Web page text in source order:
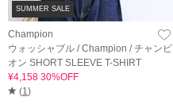
SUMMER SALE
Champion
ウォッシャブル / Champion / チャンピ
オン SHORT SLEEVE T-SHIRT
¥4,158 30%OFF
(1)